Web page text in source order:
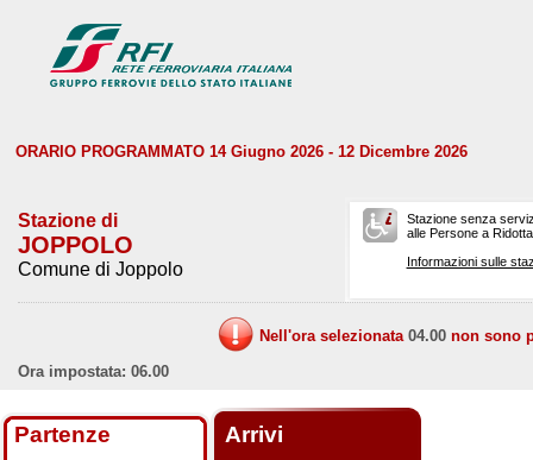
ORARIO PROGRAMMATO 14 Giugno 2026 - 12 Dicembre 2026
Stazione di
JOPPOLO
Comune di Joppolo
Stazione senza
alle Persone a
Informazioni sulle
Nell'ora selezionata 04.00 non sono
Ora impostata: 06.00
Partenze Arrivi